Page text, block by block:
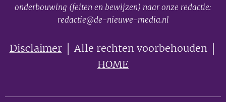
onderbouwing (feiten en bewijzen) naar onze redactie:
redactie@de-nieuwe-media.nl
Disclaimer│ Alle rechten voorbehouden │
HOME